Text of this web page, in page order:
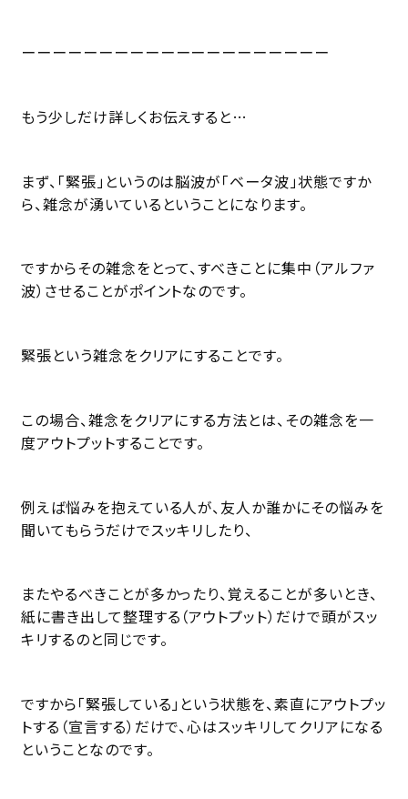
ーーーーーーーーーーーーーーーーーーーー
もう少しだけ詳しくお伝えすると…
まず、「緊張」というのは脳波が「ベータ波」状態ですか
ら、雑念が湧いているということになります。
ですからその雑念をとって、すべきことに集中（アルファ
波）させることがポイントなのです。
緊張という雑念をクリアにすることです。
この場合、雑念をクリアにする方法とは、その雑念を一
度アウトプットすることです。
例えば悩みを抱えている人が、友人か誰かにその悩みを
聞いてもらうだけでスッキリしたり、
またやるべきことが多かったり、覚えることが多いとき、
紙に書き出して整理する（アウトプット）だけで頭がスッ
キリするのと同じです。
ですから「緊張している」という状態を、素直にアウトプッ
トする（宣言する）だけで、心はスッキリしてクリアになる
ということなのです。